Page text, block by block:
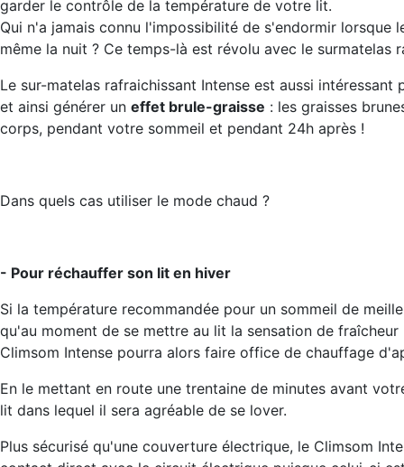
garder le contrôle de la température de votre lit.
Qui n'a jamais connu l'impossibilité de s'endormir lorsque
même la nuit ? Ce temps-là est révolu avec le surmatelas
Le sur-matelas rafraichissant Intense est aussi intéressant
et ainsi générer un effet brule-graisse : les graisses
corps, pendant votre sommeil et pendant 24h après !
Dans quels cas utiliser le mode chaud ?
- Pour réchauffer son lit en hiver
Si la température recommandée pour un sommeil de
qu'au moment de se mettre au lit la sensation de fraîcheur
Climsom Intense pourra alors faire office de chauffage
En le mettant en route une trentaine de minutes avant
lit dans lequel il sera agréable de se lover.
Plus sécurisé qu'une couverture électrique, le Climsom